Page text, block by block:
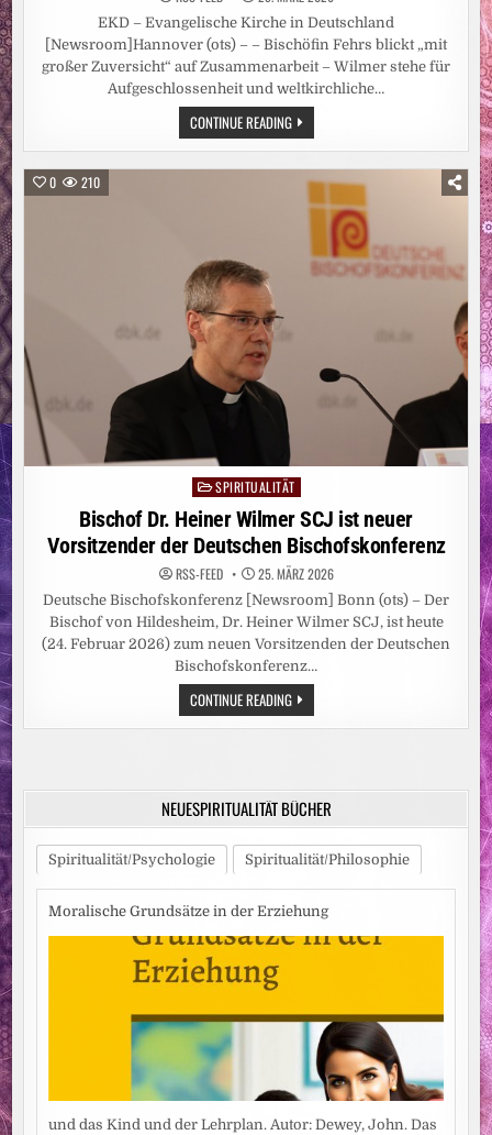
EKD – Evangelische Kirche in Deutschland
[Newsroom]Hannover (ots) – – Bischöfin Fehrs blickt „mit
großer Zuversicht“ auf Zusammenarbeit – Wilmer stehe für
Aufgeschlossenheit und weltkirchliche…
CONTINUE READINGEKD-
RATSVORSITZENDE
GRATULIERT
BISCHOF
WILMER
WAHL
VORSITZENDEN
DER
DEUTSCHEN
BISCHOFSKONFERENZ
0 210
Posted
in
SPIRITUALITÄT
Bischof Dr. Heiner Wilmer SCJ ist neuer
Vorsitzender der Deutschen Bischofskonferenz
RSS-FEED 25. MÄRZ 2026
Deutsche Bischofskonferenz [Newsroom] Bonn (ots) – Der
Bischof von Hildesheim, Dr. Heiner Wilmer SCJ, ist heute
(24. Februar 2026) zum neuen Vorsitzenden der Deutschen
Bischofskonferenz…
CONTINUE READINGBISCHOF
DR.
HEINER
VORSITZENDER
DER
DEUTSCHEN
BISCHOFSKONFERENZ
NEUESPIRITUALITÄT BÜCHER
Spiritualität/Psychologie Spiritualität/Philosophie
Moralische Grundsätze in der Erziehung
und das Kind und der Lehrplan. Autor: Dewey, John. Das